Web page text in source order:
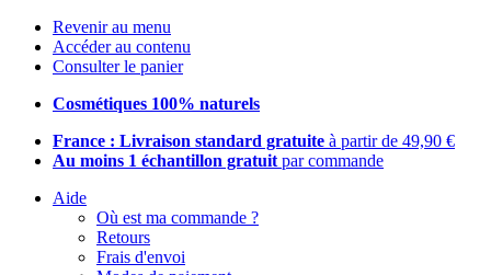
Revenir au menu
Accéder au contenu
Consulter le panier
Cosmétiques 100% naturels
France : Livraison standard gratuite à partir de 49,90 €
Au moins 1 échantillon gratuit par commande
Aide
Où est ma commande ?
Retours
Frais d'envoi